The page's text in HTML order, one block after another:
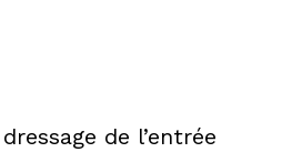
de l’entrée